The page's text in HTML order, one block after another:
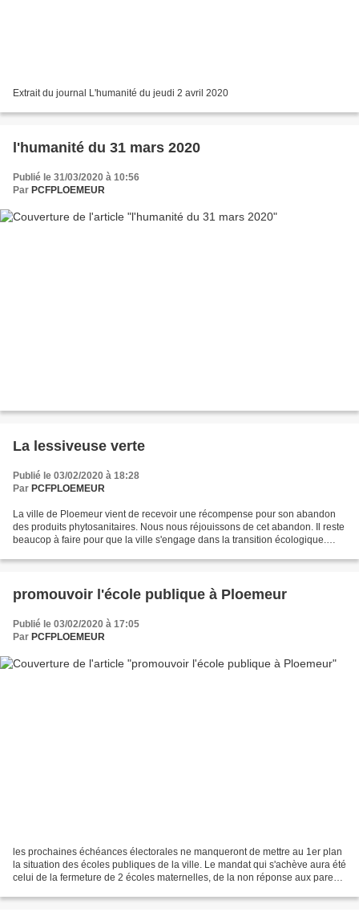
Extrait du journal L'humanité du jeudi 2 avril 2020
l'humanité du 31 mars 2020
Publié le 31/03/2020 à 10:56
Par PCFPLOEMEUR
La lessiveuse verte
Publié le 03/02/2020 à 18:28
Par PCFPLOEMEUR
La ville de Ploemeur vient de recevoir une récompense pour son abandon
des produits phytosanitaires. Nous nous réjouissons de cet abandon. Il reste
beaucop à faire pour que la ville s'engage dans la transition écologique.
promouvoir l'école publique à Ploemeur
Publié le 03/02/2020 à 17:05
Par PCFPLOEMEUR
les prochaines échéances électorales ne manqueront de mettre au 1er plan
la situation des écoles publiques de la ville. Le mandat qui s'achève aura été
celui de la fermeture de 2 écoles maternelles, de la non réponse aux parents